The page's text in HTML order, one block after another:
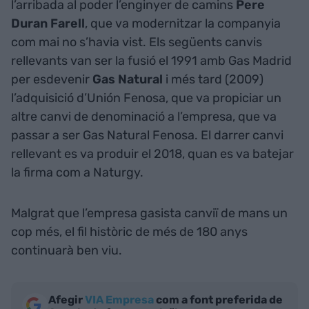
l’arribada al poder l’enginyer de camins Pere
Duran Farell, que va modernitzar la companyia
com mai no s’havia vist. Els següents canvis
rellevants van ser la fusió el 1991 amb Gas Madrid
per esdevenir Gas Natural i més tard (2009)
l’adquisició d’Unión Fenosa, que va propiciar un
altre canvi de denominació a l’empresa, que va
passar a ser Gas Natural Fenosa. El darrer canvi
rellevant es va produir el 2018, quan es va batejar
la firma com a Naturgy.
Malgrat que l’empresa gasista canviï de mans un
cop més, el fil històric de més de 180 anys
continuarà ben viu.
AfegirVIA Empresa com a font preferida de